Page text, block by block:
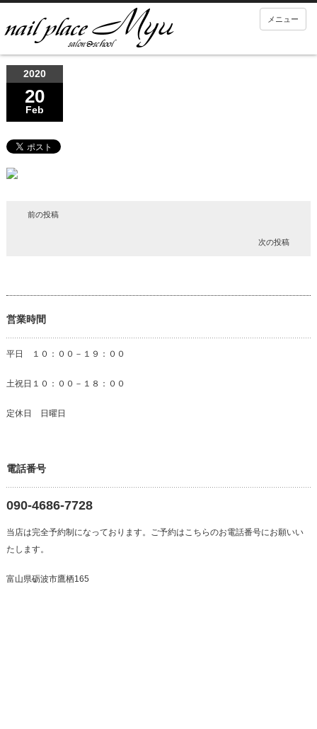
メニュー
2020
20
Feb
前の投稿
次の投稿
営業時間
平日 １０：００－１９：００
土祝日１０：００－１８：００
定休日 日曜日
電話番号
090-4686-7728
当店は完全予約制になっております。ご予約はこちらのお電話番号にお願いい
たします。
富山県砺波市鷹栖165